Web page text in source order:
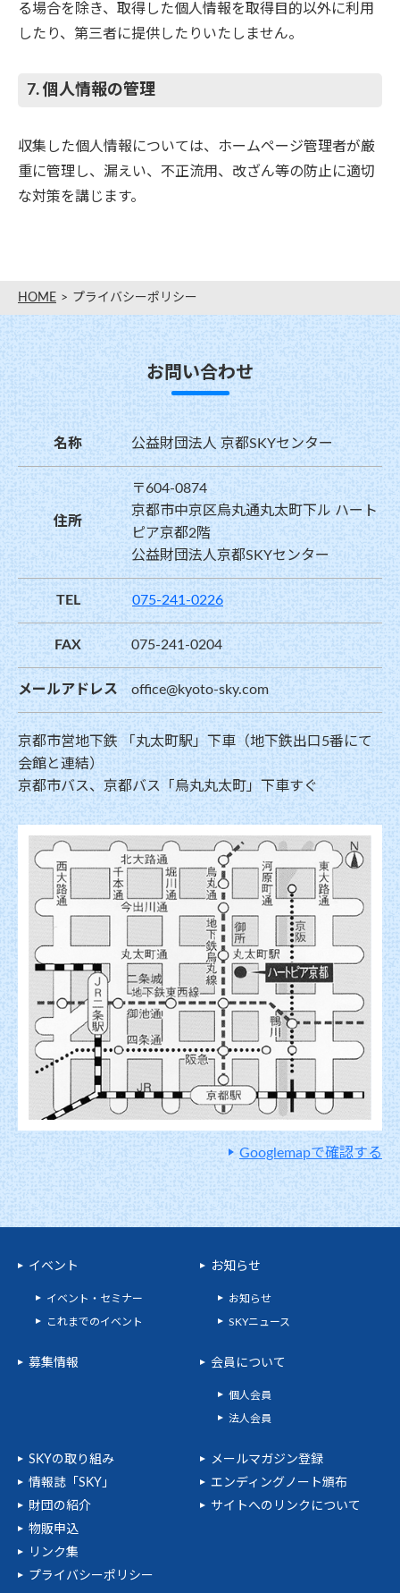
る場合を除き、取得した個人情報を取得目的以外に利用
したり、第三者に提供したりいたしません。
7. 個人情報の管理
収集した個人情報については、ホームページ管理者が厳
重に管理し、漏えい、不正流用、改ざん等の防止に適切
な対策を講じます。
HOME プライバシーポリシー
お問い合わせ
名称 公益財団法人 京都SKYセンター
住所
〒604-0874
京都市中京区烏丸通丸太町下ル ハート
ピア京都2階
公益財団法人京都SKYセンター
TEL 075-241-0226
FAX 075-241-0204
メールアドレス office@kyoto-sky.com
京都市営地下鉄 「丸太町駅」下車（地下鉄出口5番にて
会館と連結）
京都市バス、京都バス「烏丸丸太町」下車すぐ
Googlemapで確認する
イベント
イベント・セミナー
これまでのイベント
募集情報
お知らせ
お知らせ
SKYニュース
会員について
個人会員
法人会員
SKYの取り組み
情報誌「SKY」
財団の紹介
物販申込
リンク集
プライバシーポリシー
メールマガジン登録
エンディングノート頒布
サイトへのリンクについて